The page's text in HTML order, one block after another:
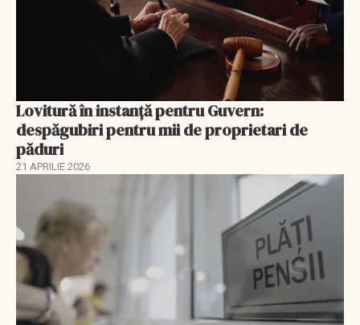
Lovitură în instanță pentru Guvern:
despăgubiri pentru mii de proprietari de
păduri
21 APRILIE 2026